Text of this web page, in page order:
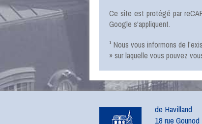
Ce site est protégé par
Google s'appliquent.
¹ Nous vous informons de
» sur laquelle vous pouvez
de Havilland
18 rue Gounod